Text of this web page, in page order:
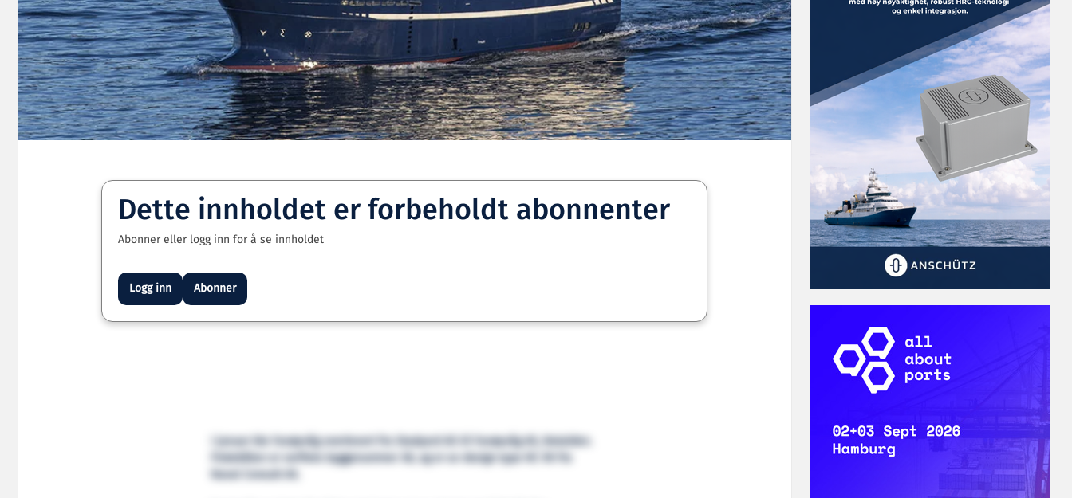
Dette innholdet er forbeholdt abonnenter
Abonner eller logg inn for å se innholdet
Logg inn Abonner
I januar ble Fanøyvåg overlevert fra Stadyard AS til Fanøyvåg AS, Batalden.
Fiskebåten er verftets byggenummer 38, og er av design type NC 90 fra
Naval Consult AS.